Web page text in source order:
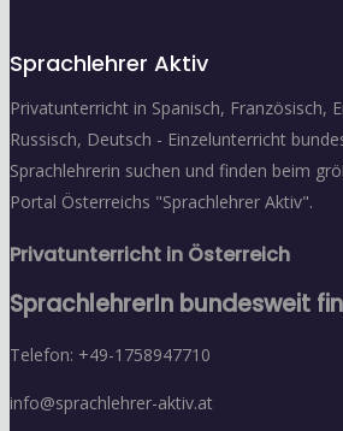
Sprachlehrer Aktiv
Privatunterricht in Spanisch, Französisch,
Russisch, Deutsch - Einzelunterricht
Sprachlehrerin suchen und finden beim
Portal Österreichs "Sprachlehrer Aktiv".
Privatunterricht in Österreich
SprachlehrerIn bundesweit
Telefon: +49-1758947710
info@sprachlehrer-aktiv.at